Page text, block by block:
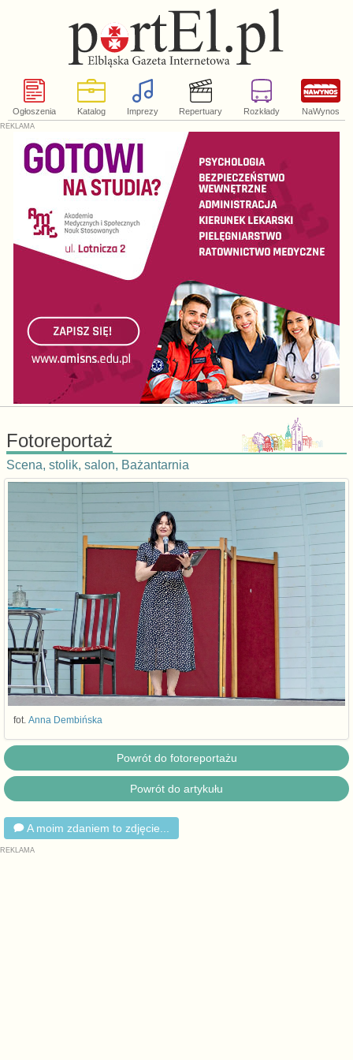
Ogłoszenia Katalog Imprezy Repertuary Rozkłady NaWynos
Fotoreportaż
Scena, stolik, salon, Bażantarnia
fot. Anna Dembińska
Powrót do fotoreportażu
Powrót do artykułu
A moim zdaniem to zdjęcie...